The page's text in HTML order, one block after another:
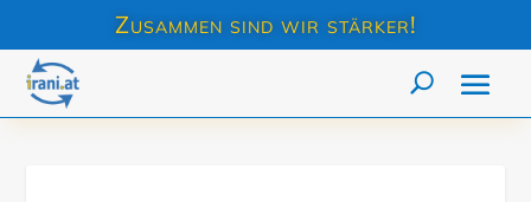
Zusammen sind wir stärker!